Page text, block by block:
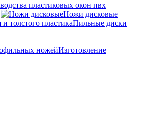
Ножи дисковые
Пильные диски
Изготовление